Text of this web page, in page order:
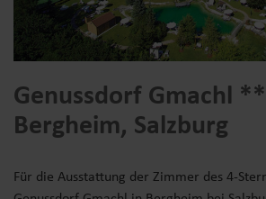
Genussdorf Gmachl
Bergheim, Salzburg
Für die Ausstattung der Zimmer des 4-